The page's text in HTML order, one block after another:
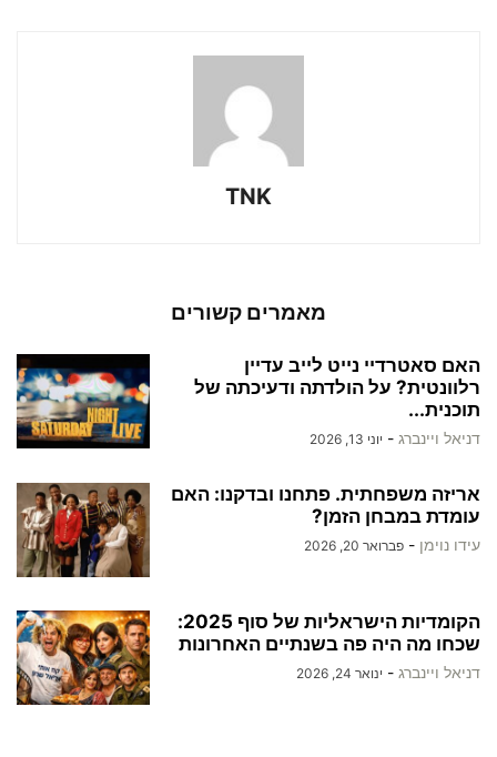
TNK
מאמרים קשורים
האם סאטרדיי נייט לייב עדיין
רלוונטית? על הולדתה ודעיכתה של
תוכנית...
דניאל ויינברג - יוני 13, 2026
אריזה משפחתית. פתחנו ובדקנו: האם
עומדת במבחן הזמן?
עידו נוימן - פברואר 20, 2026
הקומדיות הישראליות של סוף 2025:
שכחו מה היה פה בשנתיים האחרונות
דניאל ויינברג - ינואר 24, 2026